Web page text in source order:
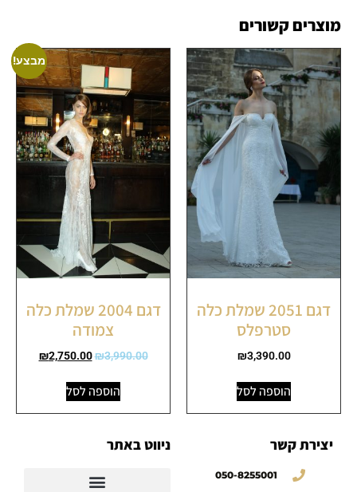
מוצרים קשורים
דגם 2051 שמלת כלה
סטרפלס
₪3,390.00
הוספה לסל
מבצע!
דגם 2004 שמלת כלה
צמודה
₪3,990.00
₪2,750.00
הוספה לסל
יצירת קשר
050-8255001
ניווט באתר